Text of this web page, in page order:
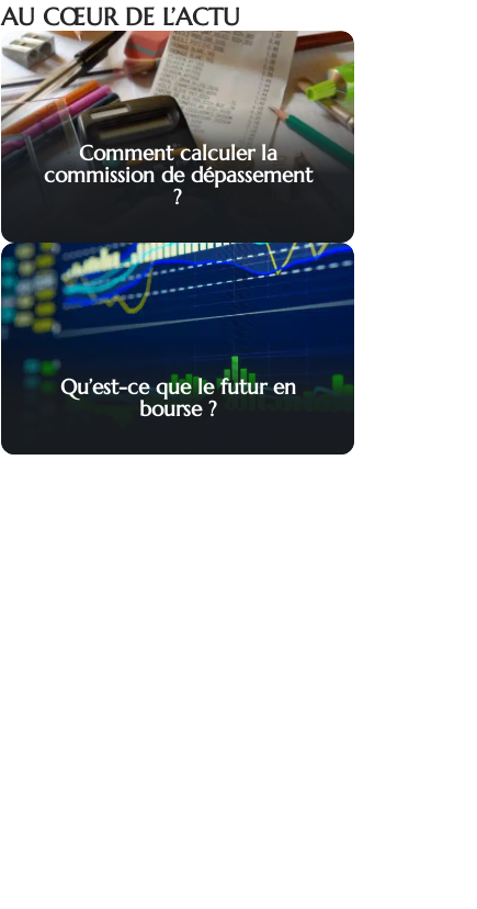
AU CŒUR DE L’ACTU
Comment calculer la
commission de dépassement
?
Qu’est-ce que le futur en
bourse ?